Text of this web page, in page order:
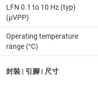
LFN 0.1 to 10 Hz (typ)
(µVPP)
Operating temperature
range (°C)